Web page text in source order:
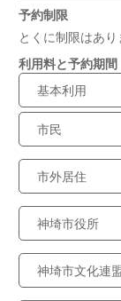
予約制限
とくに制限はあり
利用料と予約期間
基本利用
市民
市外居住
神埼市役所
神埼市文化連